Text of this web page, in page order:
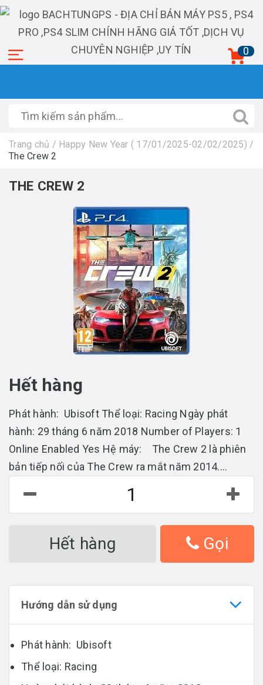
0
Trang chủ / Happy New Year ( 17/01/2025-02/02/2025) /
The Crew 2
THE CREW 2
Hết hàng
Phát hành: Ubisoft Thể loại: Racing Ngày phát
hành: 29 tháng 6 năm 2018 Number of Players: 1
Online Enabled Yes Hệ máy: The Crew 2 là phiên
bản tiếp nối của The Crew ra mắt năm 2014....
Hết hàng Gọi
Hướng dẫn sử dụng
Phát hành: Ubisoft
Thể loại: Racing